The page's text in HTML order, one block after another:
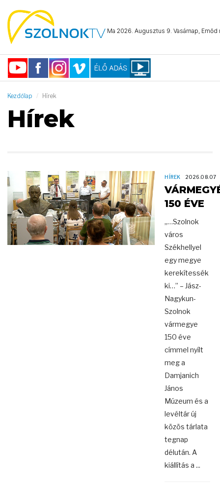
Ma 2026. Augusztus 9. Vasárnap, Emőd
Kezdőlap Hírek
Hírek
HÍREK 2026.08.07
150 ÉVE
„…Szolnok
város
Székhellyel
egy megye
kerekítessék
ki…” – Jász-
Nagykun-
Szolnok
vármegye
150 éve
címmel nyílt
meg a
Damjanich
János
Múzeum és a
levéltár új
közös tárlata
tegnap
délután. A
kiállítás a ...